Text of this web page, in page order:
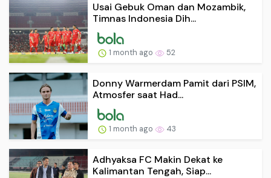
Usai Gebuk Oman dan Mozambik,
Timnas Indonesia Dih...
1 month ago 52
Donny Warmerdam Pamit dari PSIM,
Atmosfer saat Had...
1 month ago 43
Adhyaksa FC Makin Dekat ke
Kalimantan Tengah, Siap...